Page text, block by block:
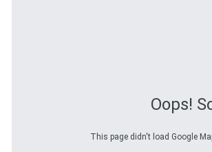
Oops!
This page didn't load Google